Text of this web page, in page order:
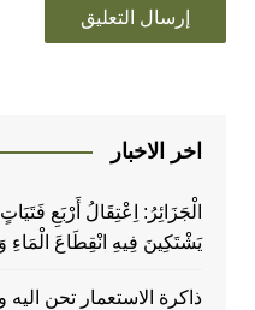
اخر الاخبار
الْجَزَائِرُ: اِعْتِقَالُ أَرْبَعِ
يَشْتَكِينَ فِيهِ انْقِطَاعَ
ذاكرة الاستعمار تحن اليه